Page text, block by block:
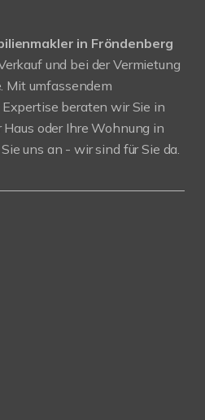
in Fröndenberg
und bei der Vermietung
Mit umfassendem
beraten wir Sie in
oder Ihre Wohnung in
uns an - wir sind für Sie da.